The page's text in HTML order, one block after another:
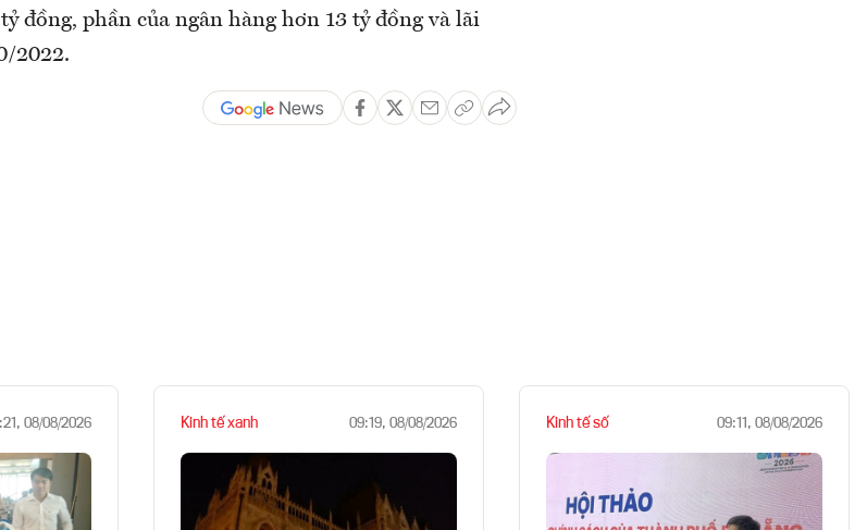
đồng, phần của ngân hàng hơn 13 tỷ đồng và lãi
2022.
08/08/2026 Kinh tế xanh 09:19, 08/08/2026 Kinh tế số 09:11, 08/08/2026